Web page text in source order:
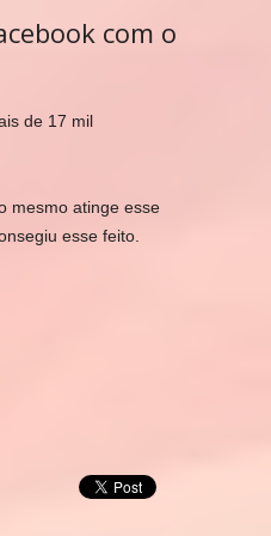
com o
de 17 mil
mesmo atinge esse
esse feito.